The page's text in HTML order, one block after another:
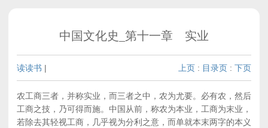
中国文化史_第十一章 实业
读读书 | 上页 : 目录页 : 下页
农工商三者，并称实业，而三者之中，农为尤要。必有农，然后
工商之技，乃可得而施。中国从前，称农为本业，工商为末业，
若除去其轻视工商，几乎视为分利之意，而单就本末两字的本义